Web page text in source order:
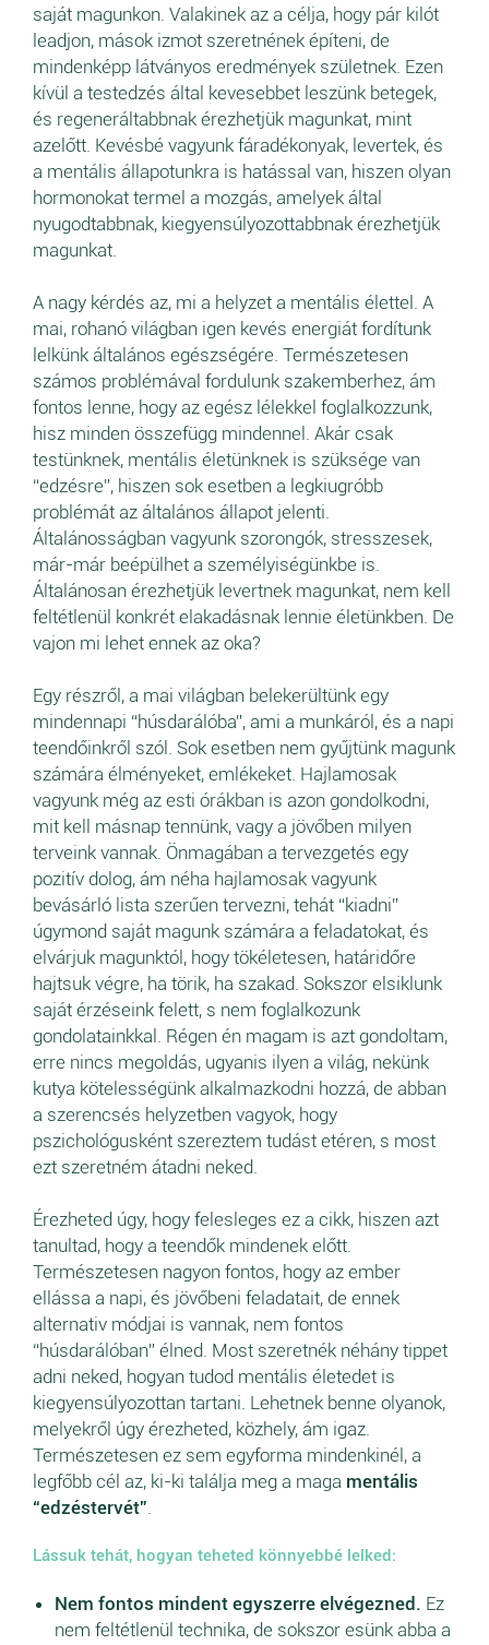
saját magunkon. Valakinek az a célja, hogy pár kilót
leadjon, mások izmot szeretnének építeni, de
mindenképp látványos eredmények születnek. Ezen
kívül a testedzés által kevesebbet leszünk betegek,
és regeneráltabbnak érezhetjük magunkat, mint
azelőtt. Kevésbé vagyunk fáradékonyak, levertek, és
a mentális állapotunkra is hatással van, hiszen olyan
hormonokat termel a mozgás, amelyek által
nyugodtabbnak, kiegyensúlyozottabbnak érezhetjük
magunkat.
A nagy kérdés az, mi a helyzet a mentális élettel. A
mai, rohanó világban igen kevés energiát fordítunk
lelkünk általános egészségére. Természetesen
számos problémával fordulunk szakemberhez, ám
fontos lenne, hogy az egész lélekkel foglalkozzunk,
hisz minden összefügg mindennel. Akár csak
testünknek, mentális életünknek is szüksége van
“edzésre”, hiszen sok esetben a legkiugróbb
problémát az általános állapot jelenti.
Általánosságban vagyunk szorongók, stresszesek,
már-már beépülhet a személyiségünkbe is.
Általánosan érezhetjük levertnek magunkat, nem kell
feltétlenül konkrét elakadásnak lennie életünkben. De
vajon mi lehet ennek az oka?
Egy részről, a mai világban belekerültünk egy
mindennapi “húsdarálóba”, ami a munkáról, és a napi
teendőinkről szól. Sok esetben nem gyűjtünk magunk
számára élményeket, emlékeket. Hajlamosak
vagyunk még az esti órákban is azon gondolkodni,
mit kell másnap tennünk, vagy a jövőben milyen
terveink vannak. Önmagában a tervezgetés egy
pozitív dolog, ám néha hajlamosak vagyunk
bevásárló lista szerűen tervezni, tehát “kiadni”
úgymond saját magunk számára a feladatokat, és
elvárjuk magunktól, hogy tökéletesen, határidőre
hajtsuk végre, ha törik, ha szakad. Sokszor elsiklunk
saját érzéseink felett, s nem foglalkozunk
gondolatainkkal. Régen én magam is azt gondoltam,
erre nincs megoldás, ugyanis ilyen a világ, nekünk
kutya kötelességünk alkalmazkodni hozzá, de abban
a szerencsés helyzetben vagyok, hogy
pszichológusként szereztem tudást etéren, s most
ezt szeretném átadni neked.
Érezheted úgy, hogy felesleges ez a cikk, hiszen azt
tanultad, hogy a teendők mindenek előtt.
Természetesen nagyon fontos, hogy az ember
ellássa a napi, és jövőbeni feladatait, de ennek
alternativ módjai is vannak, nem fontos
“húsdarálóban” élned. Most szeretnék néhány tippet
adni neked, hogyan tudod mentális életedet is
kiegyensúlyozottan tartani. Lehetnek benne olyanok,
melyekről úgy érezheted, közhely, ám igaz.
Természetesen ez sem egyforma mindenkinél, a
legfőbb cél az, ki-ki találja meg a maga mentális
“edzéstervét”
Lássuk tehát, hogyan teheted könnyebbé lelked:
Nem fontos mindent egyszerre elvégezned. Ez
nem feltétlenül technika, de sokszor esünk abba a